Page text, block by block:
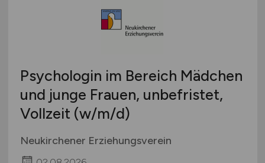
Psychologin im Bereich Mädchen
und junge Frauen, unbefristet,
Vollzeit (w/m/d)
Neukirchener Erziehungsverein